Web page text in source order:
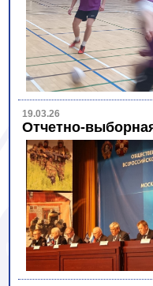
19.03.26
Отчетно-